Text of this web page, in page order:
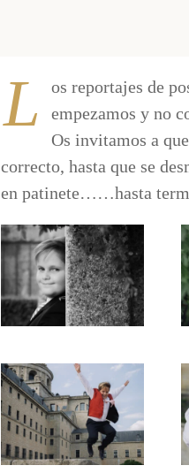
L
os reportajes de
empezamos y no
Os invitamos a
correcto, hasta que se
en patinete……hasta